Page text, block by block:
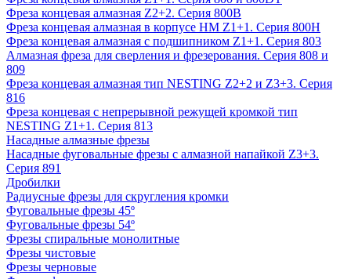
Фреза концевая алмазная Z2+2. Серия 800B
Фреза концевая алмазная в корпусе НМ Z1+1. Серия 800H
Фреза концевая алмазная с подшипником Z1+1. Серия 803
Алмазная фреза для сверления и фрезерования. Серия 808 и
809
Фреза концевая алмазная тип NESTING Z2+2 и Z3+3. Серия
816
Фреза концевая с непрерывной режущей кромкой тип
NESTING Z1+1. Серия 813
Насадные алмазные фрезы
Насадные фуговальные фрезы с алмазной напайкой Z3+3.
Серия 891
Дробилки
Радиусные фрезы для скругления кромки
Фуговальные фрезы 45º
Фуговальные фрезы 54º
Фрезы спиральные монолитные
Фрезы чистовые
Фрезы черновые